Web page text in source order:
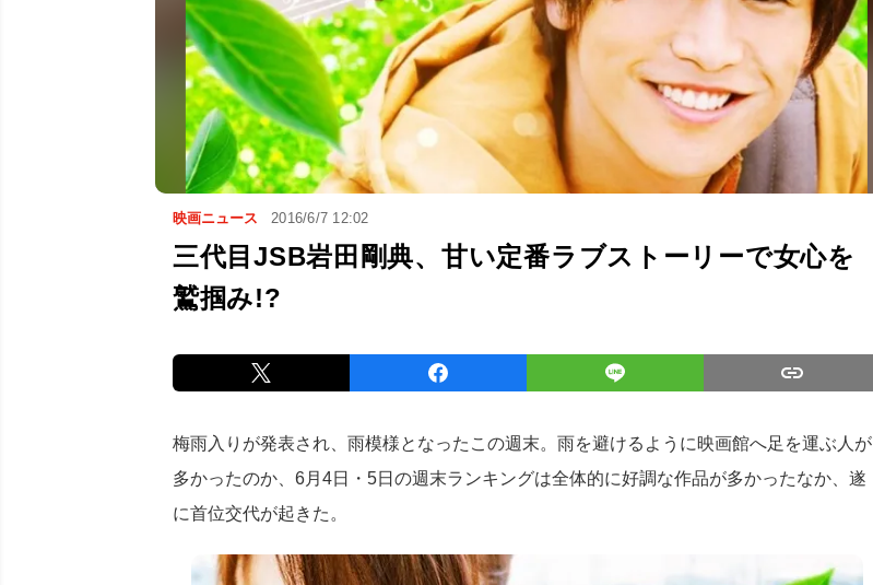
映画ニュース 2016/6/7 12:02
三代目JSB岩田剛典、甘い定番ラブストーリーで女心を
鷲掴み!?
梅雨入りが発表され、雨模様となったこの週末。雨を避けるように映画館へ足を運ぶ人が
多かったのか、6月4日・5日の週末ランキングは全体的に好調な作品が多かったなか、遂
に首位交代が起きた。